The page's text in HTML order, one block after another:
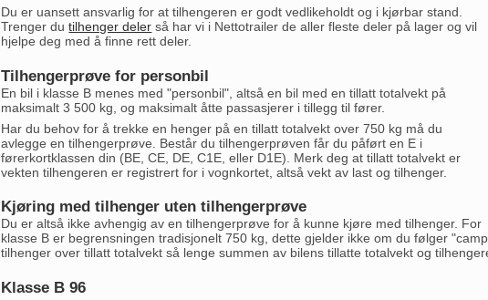
Du er uansett ansvarlig for at tilhengeren er godt vedlikeholdt og i kjørbar stand.
Trenger dutilhenger deler så har vi i Nettotrailer de aller fleste deler på lager og vil
hjelpe deg med å finne rett deler.
Tilhengerprøve for personbil
En bil i klasse B menes med "personbil", altså en bil med en tillatt totalvekt på
maksimalt 3 500 kg, og maksimalt åtte passasjerer i tillegg til fører.
Har du behov for å trekke en henger på en tillatt totalvekt over 750 kg må du
avlegge en tilhengerprøve. Består du tilhengerprøven får du påført en E i
førerkortklassen din (BE, CE, DE, C1E, eller D1E). Merk deg at tillatt totalvekt er
vekten tilhengeren er registrert for i vognkortet, altså vekt av last og tilhenger.
Kjøring med tilhenger uten tilhengerprøve
Du er altså ikke avhengig av en tilhengerprøve for å kunne kjøre med tilhenger. For
klasse B er begrensningen tradisjonelt 750 kg, dette gjelder ikke om du følger
tilhenger over tillatt totalvekt så lenge summen av bilens tillatte totalvekt og
Klasse B 96